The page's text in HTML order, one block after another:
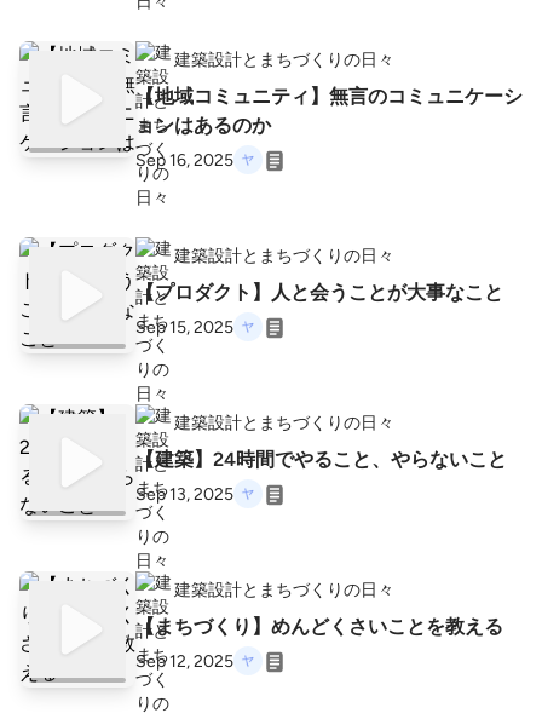
建築設計とまちづくりの日々
【地域コミュニティ】無言のコミュニケーシ
ョンはあるのか
Sep 16, 2025
建築設計とまちづくりの日々
【プロダクト】人と会うことが大事なこと
Sep 15, 2025
建築設計とまちづくりの日々
【建築】24時間でやること、やらないこと
Sep 13, 2025
建築設計とまちづくりの日々
【まちづくり】めんどくさいことを教える
Sep 12, 2025